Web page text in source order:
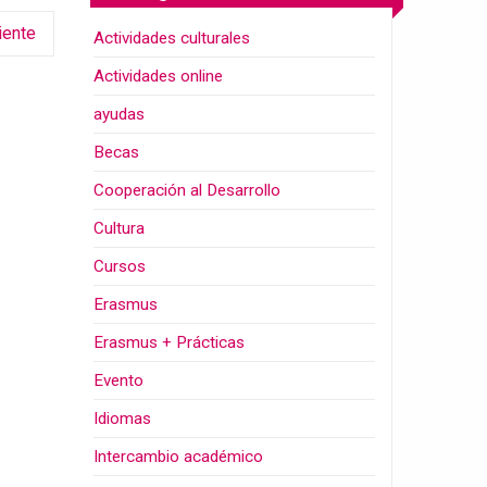
Actividades culturales
Actividades online
ayudas
Becas
Cooperación al Desarrollo
Cultura
Cursos
Erasmus
Erasmus + Prácticas
Evento
Idiomas
Intercambio académico